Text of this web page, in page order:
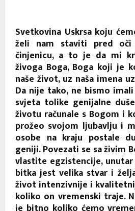
Svetkovina Uskrsa koju
želi nam staviti pred
činjenicu, a to je da mi
živoga Boga, Boga koji je
naše život, uz naša imena
Da nije tako, ne bismo
svjeta tolike genijalne
životu računale s Bogom i
prožeo svojom ljubavlju i
osobe na kraju postale
geniji. Povezati se sa živim
vlastite egzistencije,
bitka jest velika stvar i
život intenzivnije i
koliko on vremenski traje.